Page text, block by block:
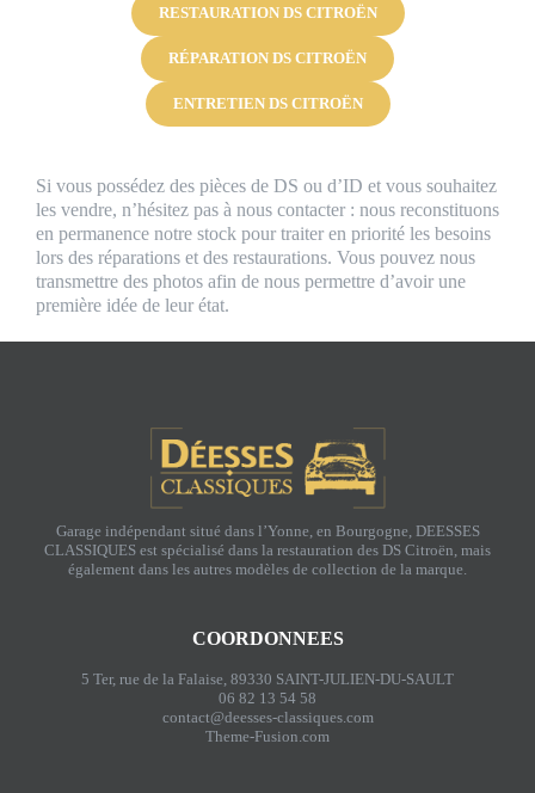
RESTAURATION DS CITROËN
RÉPARATION DS CITROËN
ENTRETIEN DS CITROËN
Si vous possédez des pièces de DS ou d’ID et vous souhaitez
les vendre, n’hésitez pas à nous contacter : nous reconstituons
en permanence notre stock pour traiter en priorité les besoins
lors des réparations et des restaurations. Vous pouvez nous
transmettre des photos afin de nous permettre d’avoir une
première idée de leur état.
Garage indépendant situé dans l’Yonne, en Bourgogne, DEESSES
CLASSIQUES est spécialisé dans la restauration des DS Citroën, mais
également dans les autres modèles de collection de la marque.
COORDONNEES
5 Ter, rue de la Falaise, 89330 SAINT-JULIEN-DU-SAULT
06 82 13 54 58
contact@deesses-classiques.com
Theme-Fusion.com